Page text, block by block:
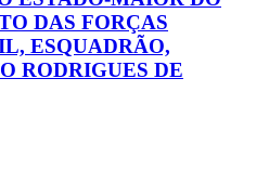
DAS FORÇAS
ESQUADRÃO,
RODRIGUES DE